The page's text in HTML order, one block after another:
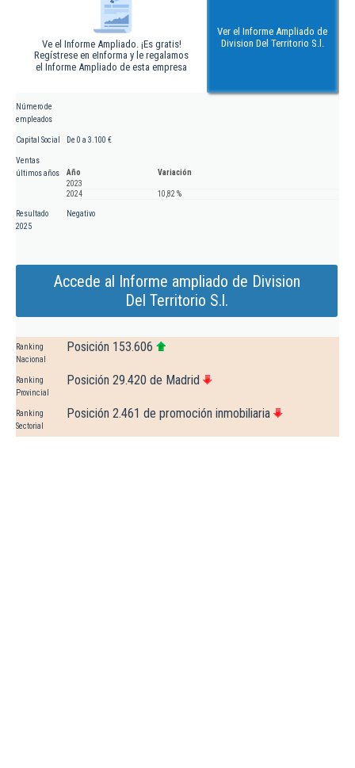
Ve el Informe Ampliado. ¡Es gratis!
Regístrese en eInforma y le regalamos
el Informe Ampliado de esta empresa
Ver el Informe Ampliado de
Division Del Territorio S.l.
Número de
empleados
Capital Social De 0 a 3.100 €
Ventas
últimos años
Año
Variación
2023
2024
10,82 %
Resultado
2025
Negativo
Accede al Informe ampliado de Division
Del Territorio S.l.
Ranking
Nacional
Posición 153.606
Ranking
Provincial
Posición 29.420 de Madrid
Ranking
Sectorial
Posición 2.461 de promoción inmobiliaria